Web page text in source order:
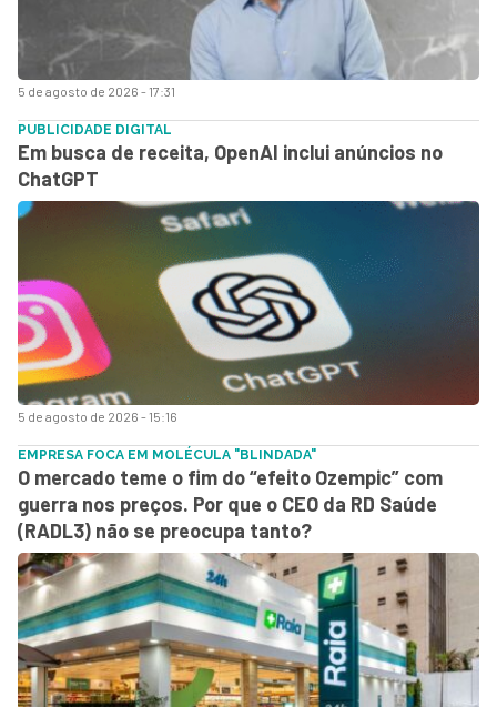
5 de agosto de 2026 - 17:31
5 de agosto de 2026 - 15:16
PUBLICIDADE DIGITAL
Em busca de receita, OpenAI inclui anúncios no
ChatGPT
EMPRESA FOCA EM MOLÉCULA "BLINDADA"
O mercado teme o fim do “efeito Ozempic” com
guerra nos preços. Por que o CEO da RD Saúde
(RADL3) não se preocupa tanto?